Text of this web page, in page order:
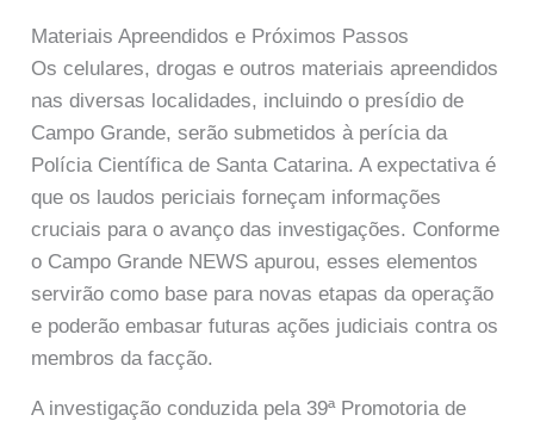
Materiais Apreendidos e Próximos Passos
Os celulares, drogas e outros materiais apreendidos
nas diversas localidades, incluindo o presídio de
Campo Grande, serão submetidos à perícia da
Polícia Científica de Santa Catarina. A expectativa é
que os laudos periciais forneçam informações
cruciais para o avanço das investigações. Conforme
o Campo Grande NEWS apurou, esses elementos
servirão como base para novas etapas da operação
e poderão embasar futuras ações judiciais contra os
membros da facção.
A investigação conduzida pela 39ª Promotoria de